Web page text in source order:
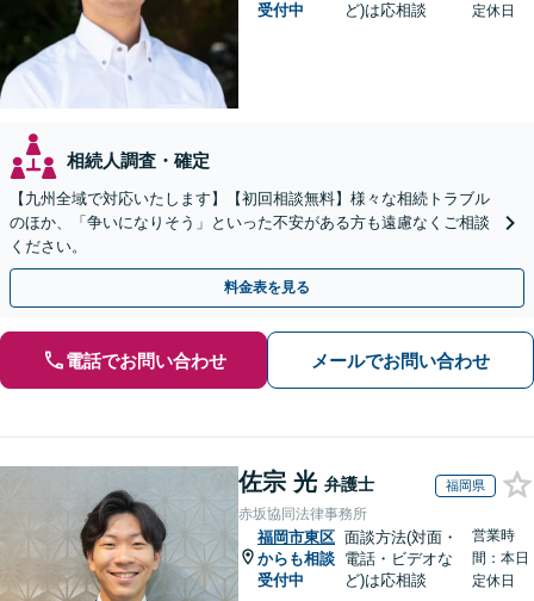
受付中
ど)は応相談
定休日
相続人調査・確定
【九州全域で対応いたします】【初回相談無料】様々な相続トラブル
のほか、「争いになりそう」といった不安がある方も遠慮なくご相談
ください。
料金表を見る
電話でお問い合わせ メールでお問い合わせ
佐宗 光 弁護士 福岡県
赤坂協同法律事務所
福岡市東区
からも相談
受付中
面談方法(対面・
電話・ビデオな
ど)は応相談
営業時
間：本日
定休日